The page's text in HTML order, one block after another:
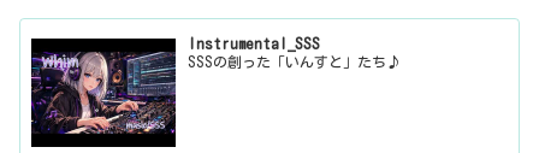
Instrumental_SSS
SSSの創った「いんすと」たち♪